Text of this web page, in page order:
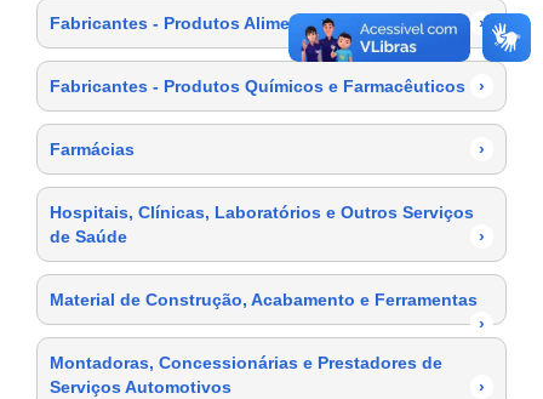
Fabricantes - Produtos Alimentícios ›
Fabricantes - Produtos Químicos e Farmacêuticos ›
Farmácias ›
Hospitais, Clínicas, Laboratórios e Outros Serviços
de Saúde
›
Material de Construção, Acabamento e Ferramentas
›
Montadoras, Concessionárias e Prestadores de
Serviços Automotivos
›